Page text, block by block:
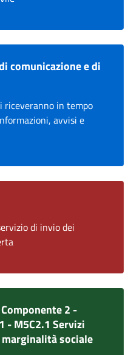
comunicazione e di
riceveranno in tempo
avvisi e
di invio dei
2 -
- M5C2.1 Servizi
sociale